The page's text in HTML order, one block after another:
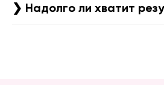
❯ Надолго ли хватит